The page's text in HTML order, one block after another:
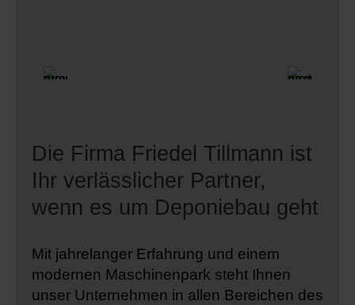
Die Firma Friedel Tillmann ist
Ihr verlässlicher Partner,
wenn es um Deponiebau geht
Mit jahrelanger Erfahrung und einem
modernen Maschinenpark steht Ihnen
unser Unternehmen in allen Bereichen des